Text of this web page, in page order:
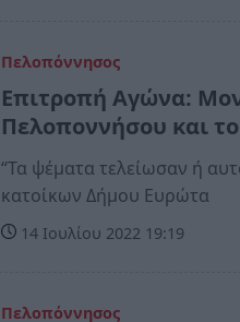
Πελοπόννησος
Επιτροπή Αγώνα:
Πελοποννήσου και
“Τα ψέματα τελείωσαν ή
κατοίκων
14 Ιουλίου 2022 19:19
Πελοπόννησος